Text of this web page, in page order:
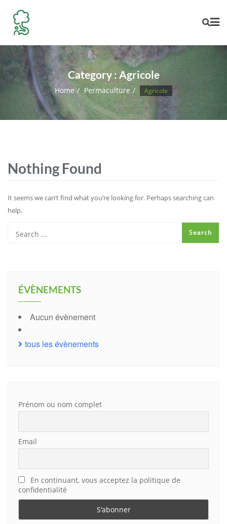
content
Category :Agricole
Home Permaculture Agricole
Nothing Found
It seems we can’t find what you’re looking for. Perhaps searching can
help.
ÉVÈNEMENTS
Aucun évènement
tous les évènements
Prénom ou nom complet
Email
En continuant, vous acceptez la politique de
confidentialité